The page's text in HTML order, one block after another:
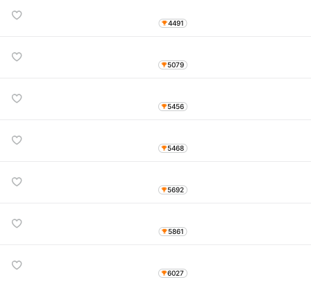
4491
5079
5456
5468
5692
5861
6027